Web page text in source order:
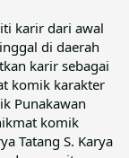
karir dari awal
di daerah
karir sebagai
komik karakter
Punakawan
komik
Tatang S. Karya